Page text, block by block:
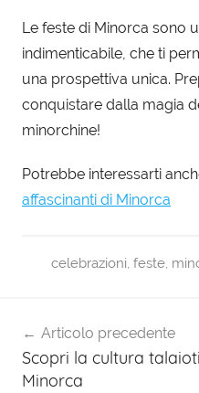
Le feste di Minorca sono
indimenticabile, che ti
una prospettiva unica.
conquistare dalla magia
minorchine!
Potrebbe interessarti
affascinanti di Minorca
l
t
u
celebrazioni, feste,
articoli
Articolo precedente
Scopri la cultura
Minorca